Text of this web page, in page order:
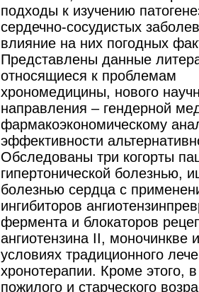
подходы к изучению
сердечно-сосудистых
влияние на них погодных
Представлены данные
относящиеся к проблемам
хрономедицины, нового
направления – гендерной
фармакоэкономическому
эффективности
Обследованы три когорты
гипертонической болезнью,
болезнью сердца с
ингибиторов
фермента и блокаторов
ангиотензина II, моночинкве
условиях традиционного
хронотерапии. Кроме этого,
пожилого и старческого